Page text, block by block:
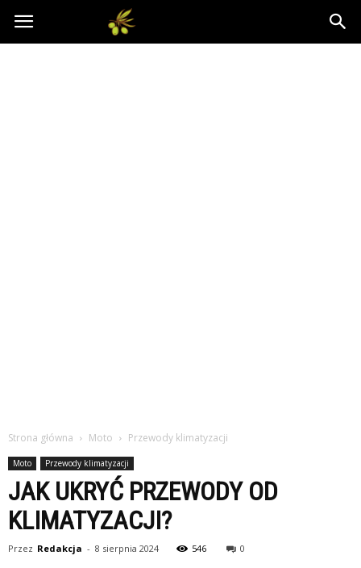
Oliwkowo.pl
Strona główna Moto Przewody klimatyzacji
Moto Przewody klimatyzacji
JAK UKRYĆ PRZEWODY OD
KLIMATYZACJI?
Przez Redakcja - 8 sierpnia 2024 546 0